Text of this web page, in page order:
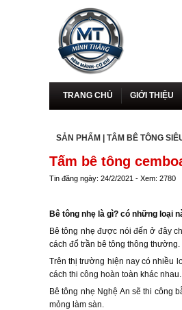
TRANG CHỦ GIỚI THIỆU
SẢN PHẨM TÂM BÊ TÔNG
Tấm bê tông
Tin đăng ngày: 24/2/2021 - Xem: 2780
Bê tông nhẹ là gì? có những loại
Bê tông nhẹ được nói đến ở đây
cách đổ trần bê tông thông thường.
Trên thị trường hiện nay có nhiều
cách thi công hoàn toàn khác nhau.
Bê tông nhẹ Nghệ An sẽ thi công
mỏng làm sàn.